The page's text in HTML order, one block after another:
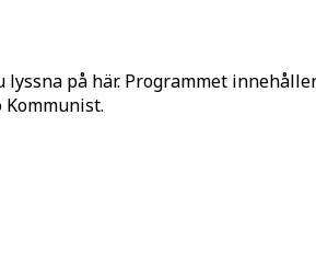
på här. Programmet